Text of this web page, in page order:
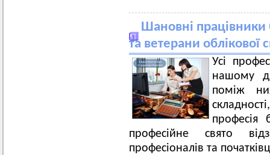
Шановні працівники
та ветерани облікової
Усі
нашому
поміж
професія
професійне свято
професіоналів та